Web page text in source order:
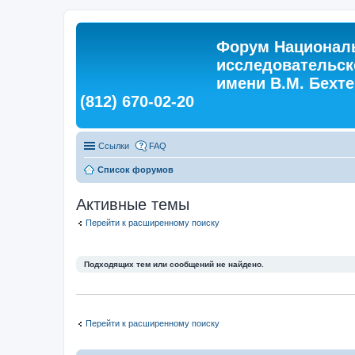
Форум
имени В.М.
(812) 670-02-20
Ссылки FAQ
Список форумов
Активные темы
Перейти к расширенному поиску
Подходящих тем или сообщений не найдено.
Перейти к расширенному поиску